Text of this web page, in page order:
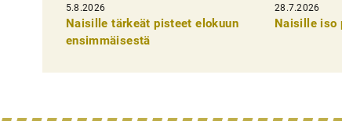
k
e
5.8.2026
Naisille tärkeät pisteet elokuun
ensimmäisestä
28.7.2026
Naisille iso